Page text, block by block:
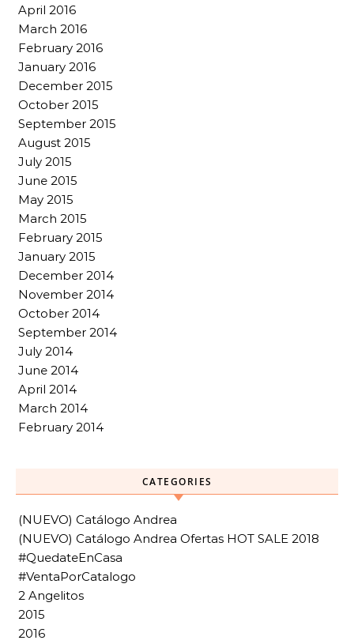
April 2016
March 2016
February 2016
January 2016
December 2015
October 2015
September 2015
August 2015
July 2015
June 2015
May 2015
March 2015
February 2015
January 2015
December 2014
November 2014
October 2014
September 2014
July 2014
June 2014
April 2014
March 2014
February 2014
CATEGORIES
(NUEVO) Catálogo Andrea
(NUEVO) Catálogo Andrea Ofertas HOT SALE 2018
#QuedateEnCasa
#VentaPorCatalogo
2 Angelitos
2015
2016